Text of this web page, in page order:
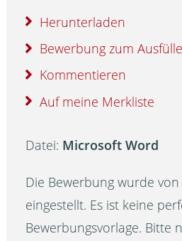
Herunterladen
Bewerbung zum
Kommentieren
Auf meine Merkliste
Datei: Microsoft Word
Die Bewerbung wurde
eingestellt. Es ist keine
Bewerbungsvorlage. Bitte